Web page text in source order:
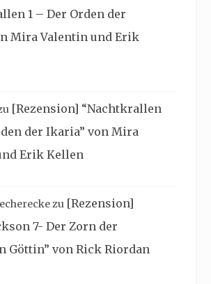
1 – Der Orden der
Mira Valentin und Erik
[Rezension] “Nachtkrallen
der Ikaria” von Mira
Erik Kellen
zu [Rezension]
7- Der Zorn der
Göttin” von Rick Riordan